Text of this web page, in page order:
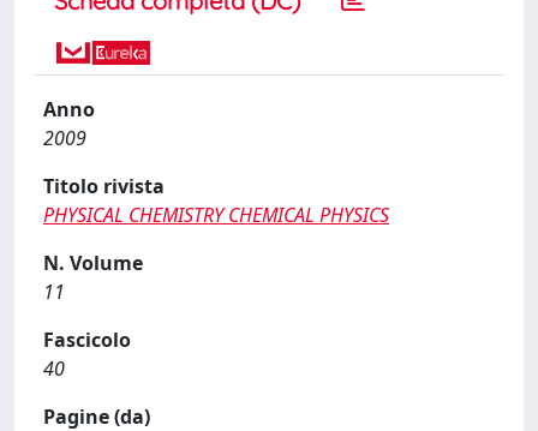
Anno
2009
Titolo rivista
PHYSICAL CHEMISTRY CHEMICAL PHYSICS
N. Volume
11
Fascicolo
40
Pagine (da)